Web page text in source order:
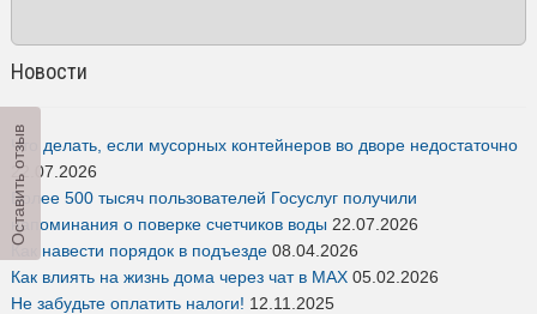
Новости
Что делать, если мусорных контейнеров во дворе недостаточно
22.07.2026
Более 500 тысяч пользователей Госуслуг получили
напоминания о поверке счетчиков воды 22.07.2026
Как навести порядок в подъезде 08.04.2026
Как влиять на жизнь дома через чат в MAX 05.02.2026
Не забудьте оплатить налоги! 12.11.2025
Оставить отзыв